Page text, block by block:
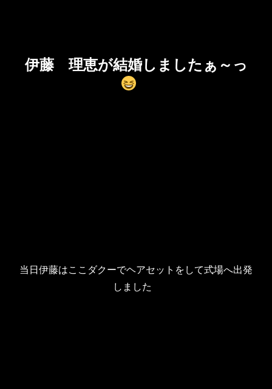
伊藤 理恵が結婚しましたぁ～っ
当日伊藤はここダクーでヘアセットをして式場へ出発
しました